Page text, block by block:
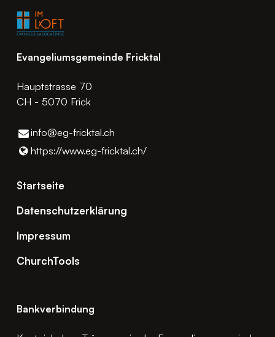
Evangeliumsgemeinde Fricktal
Hauptstrasse 70
CH - 5070 Frick
info@​eg-fricktal.​ch
https://www.​eg-fricktal.​ch/
Startseite
Datenschutzerklärung
Impressum
ChurchTools
Bankverbindung